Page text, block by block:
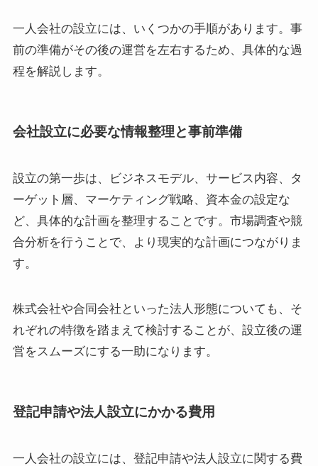
一人会社の設立には、いくつかの手順があります。事
前の準備がその後の運営を左右するため、具体的な過
程を解説します。
会社設立に必要な情報整理と事前準備
設立の第一歩は、ビジネスモデル、サービス内容、タ
ーゲット層、マーケティング戦略、資本金の設定な
ど、具体的な計画を整理することです。市場調査や競
合分析を行うことで、より現実的な計画につながりま
す。
株式会社や合同会社といった法人形態についても、そ
れぞれの特徴を踏まえて検討することが、設立後の運
営をスムーズにする一助になります。
登記申請や法人設立にかかる費用
一人会社の設立には、登記申請や法人設立に関する費